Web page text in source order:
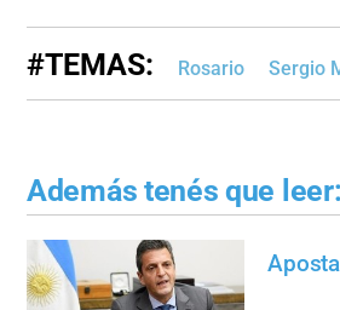
#TEMAS: Rosario Sergio
Además tenés que leer: